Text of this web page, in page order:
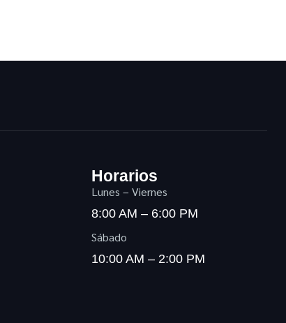
Horarios
Lunes – Viernes
8:00 AM – 6:00 PM
Sábado
10:00 AM – 2:00 PM